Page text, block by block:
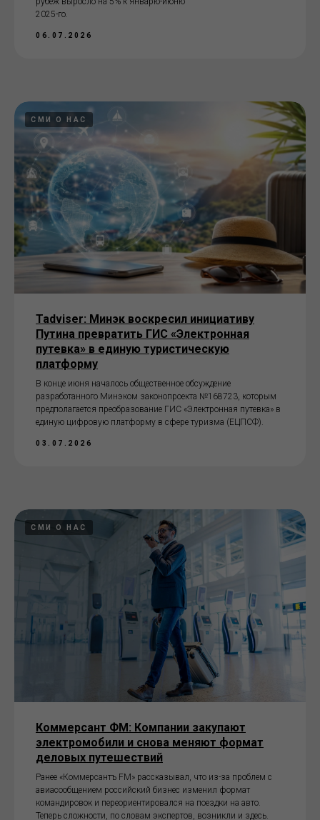
2025-го.
06.07.2026
СМИ О НАС
Tadviser: Минэк воскресил инициативу
Путина превратить ГИС «Электронная
путевка» в единую туристическую
платформу
В конце июня началось общественное обсуждение
разработанного Минэком законопроекта №168723, которым
предполагается преобразование ГИС «Электронная путевка» в
единую цифровую платформу в сфере туризма (ЕЦПСФ).
03.07.2026
СМИ О НАС
Коммерсант ФМ: Компании закупают
электромобили и снова меняют формат
деловых путешествий
Ранее «Коммерсантъ FM» рассказывал, что из-за проблем с
авиасообщением российский бизнес изменил формат
командировок и переориентировался на поездки на авто.
Теперь сложности, по словам экспертов, возникли и здесь.